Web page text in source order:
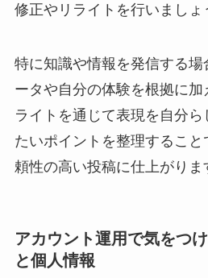
修正やリライトを行いましょ
特に知識や情報を発信する
ータや自分の体験を根拠に加
ライトを通じて表現を自分ら
たいポイントを整理するこ
頼性の高い投稿に仕上がりま
アカウント運用で気をつ
と個人情報